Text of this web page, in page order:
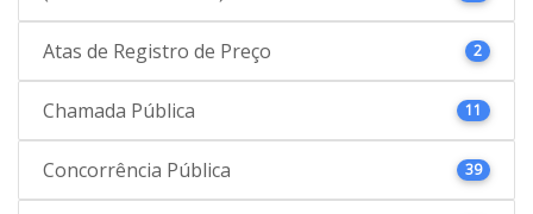
Atas de Registro de Preço 2
Chamada Pública 11
Concorrência Pública 39